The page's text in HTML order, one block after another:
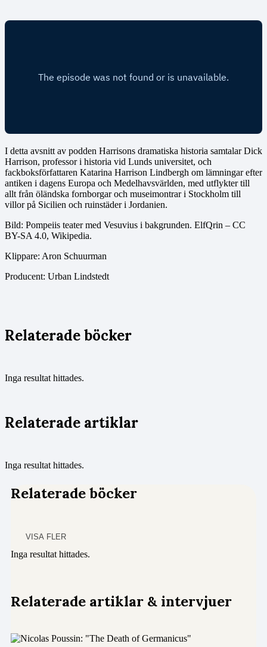
I detta avsnitt av podden Harrisons dramatiska historia samtalar Dick
Harrison, professor i historia vid Lunds universitet, och
fackboksförfattaren Katarina Harrison Lindbergh om lämningar efter
antiken i dagens Europa och Medelhavsvärlden, med utflykter till
allt från öländska fornborgar och museimontrar i Stockholm till
villor på Sicilien och ruinstäder i Jordanien.
Bild: Pompeiis teater med Vesuvius i bakgrunden. ElfQrin – CC
BY-SA 4.0, Wikipedia.
Klippare: Aron Schuurman
Producent: Urban Lindstedt
Relaterade böcker
Inga resultat hittades.
Relaterade artiklar
Inga resultat hittades.
Relaterade böcker
VISA FLER
Inga resultat hittades.
Relaterade artiklar & intervjuer